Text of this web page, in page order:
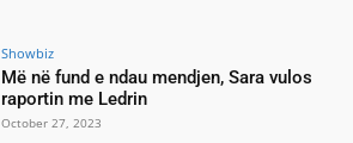
Showbiz
Më në fund e ndau mendjen, Sara vulos
raportin me Ledrin
October 27, 2023